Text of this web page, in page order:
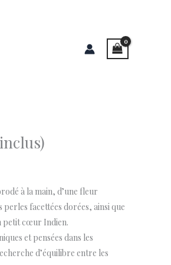
à la main, d’une fleur
facettées dorées, ainsi que
petit cœur Indien.
et pensées dans les
d’équilibre entre les